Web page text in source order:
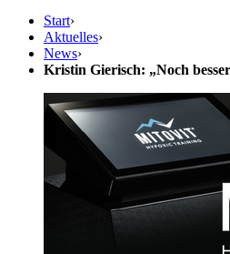
Start›
Aktuelles›
News›
Kristin Gierisch: „Noch